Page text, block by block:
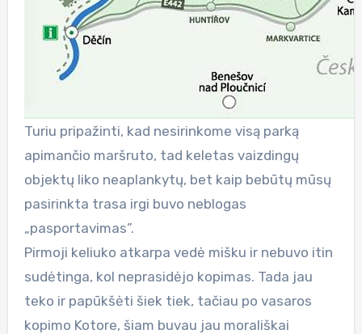
Turiu pripažinti, kad nesirinkome visą parką
apimančio maršruto, tad keletas vaizdingų
objektų liko neaplankytų, bet kaip bebūtų mūsų
pasirinkta trasa irgi buvo neblogas
„pasportavimas”.
Pirmoji keliuko atkarpa vedė mišku ir nebuvo itin
sudėtinga, kol neprasidėjo kopimas. Tada jau
teko ir papūkšėti šiek tiek, tačiau po vasaros
kopimo Kotore, šiam buvau jau morališkai